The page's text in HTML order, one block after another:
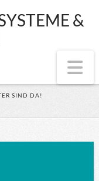
&
SIND DA!